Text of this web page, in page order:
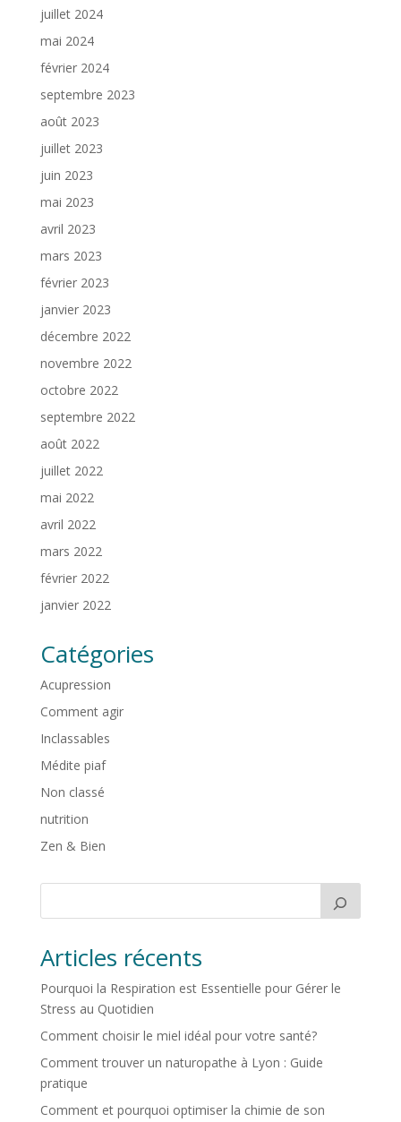
juillet 2024
mai 2024
février 2024
septembre 2023
août 2023
juillet 2023
juin 2023
mai 2023
avril 2023
mars 2023
février 2023
janvier 2023
décembre 2022
novembre 2022
octobre 2022
septembre 2022
août 2022
juillet 2022
mai 2022
avril 2022
mars 2022
février 2022
janvier 2022
Catégories
Acupression
Comment agir
Inclassables
Médite piaf
Non classé
nutrition
Zen & Bien
Articles récents
Pourquoi la Respiration est Essentielle pour Gérer le
Stress au Quotidien
Comment choisir le miel idéal pour votre santé?
Comment trouver un naturopathe à Lyon : Guide
pratique
Comment et pourquoi optimiser la chimie de son